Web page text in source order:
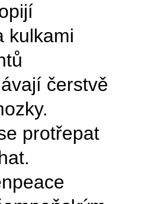
kulkami
čerstvě
protřepat